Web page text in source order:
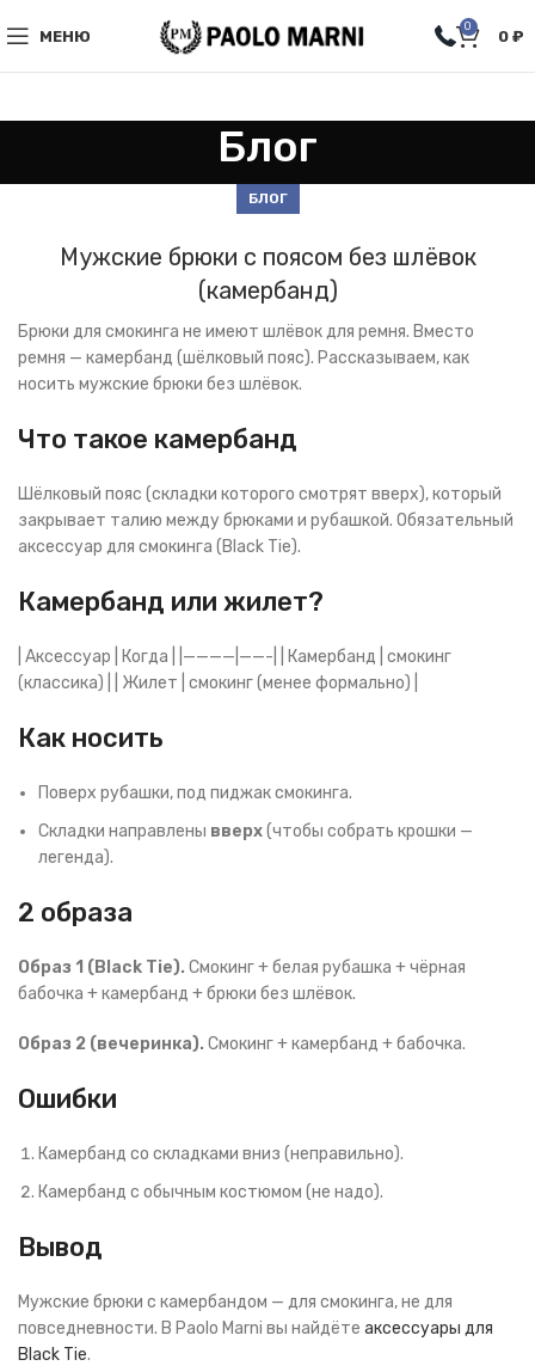
МЕНЮ
0
0 ₽
Блог
БЛОГ
Мужские брюки с поясом без шлёвок
(камербанд)
Брюки для смокинга не имеют шлёвок для ремня. Вместо
ремня — камербанд (шёлковый пояс). Рассказываем, как
носить мужские брюки без шлёвок.
Что такое камербанд
Шёлковый пояс (складки которого смотрят вверх), который
закрывает талию между брюками и рубашкой. Обязательный
аксессуар для смокинга (Black Tie).
Камербанд или жилет?
| Аксессуар | Когда | |————|——-| | Камербанд | смокинг
(классика) | | Жилет | смокинг (менее формально) |
Как носить
Поверх рубашки, под пиджак смокинга.
Складки направлены вверх(чтобы собрать крошки —
легенда).
2 образа
Образ 1 (Black Tie). Смокинг + белая рубашка + чёрная
бабочка + камербанд + брюки без шлёвок.
Образ 2 (вечеринка). Смокинг + камербанд + бабочка.
Ошибки
Камербанд со складками вниз (неправильно).
Камербанд с обычным костюмом (не надо).
Вывод
Мужские брюки с камербандом — для смокинга, не для
повседневности. В Paolo Marni вы найдёте аксессуары для
Black Tie.